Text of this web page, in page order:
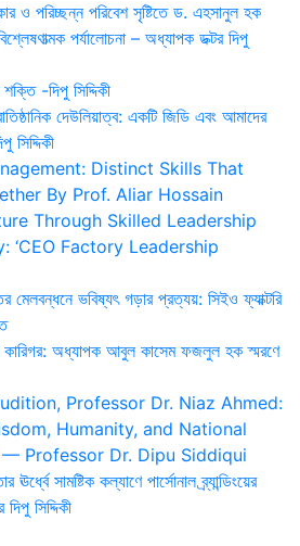
ও পরিচ্ছন্ন পরিবেশ সৃষ্টিতে ড. এহসানুল হক
পর্যালোচনা – অধ্যাপক ডক্টর দিপু
-দিপু সিদ্দিকী
দেউলিয়াত্ব: একটি জিডি এবং আমাদের
সিদ্দিকী
Distinct Skills That
By Prof. Aliar Hossain
Through Skilled Leadership
‘CEO Factory Leadership
মেলবন্ধনে ভবিষ্যৎ গড়ার প্রত্যয়: সিইও ফ্যাক্টরি
কারিগর: অধ্যাপক আবুল কাসেম ফজলুল হক স্মরণে
Professor Dr. Niaz Ahmed:
Humanity, and National
Professor Dr. Dipu Siddiqui
ঊর্ধ্বে সামষ্টিক কল্যাণে পার্সোনাল ব্র্যান্ডিংয়ের
সিদ্দিকী